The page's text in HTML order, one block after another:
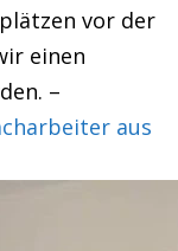
vor der
einen
–
aus